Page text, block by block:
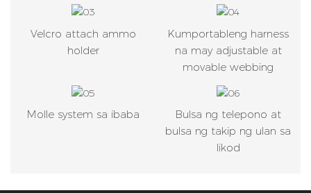
Velcro attach ammo
holder
Kumportableng harness
na may adjustable at
movable webbing
Molle system sa ibaba
Bulsa ng telepono at
bulsa ng takip ng ulan sa
likod